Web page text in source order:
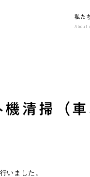
私た
About
清掃（車
いました。